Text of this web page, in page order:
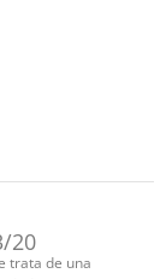
20
trata de una